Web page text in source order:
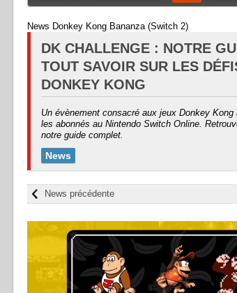
News Donkey Kong Bananza (Switch 2)
DK CHALLENGE : NOTRE
TOUT SAVOIR SUR LES
DONKEY KONG
Un évènement consacré aux jeux Donkey
les abonnés au Nintendo Switch Online.
notre guide complet.
News
News précédente